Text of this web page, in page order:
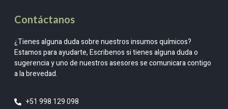
Contáctanos
¿Tienes alguna duda sobre nuestros insumos químicos?
Estamos para ayudarte, Escribenos si tienes alguna duda o
sugerencia y uno de nuestros asesores se comunicara contigo
a la brevedad.
+51 998 129 098